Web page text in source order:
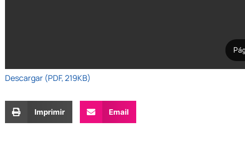
Descargar (PDF, 219KB)
Imprimir Email